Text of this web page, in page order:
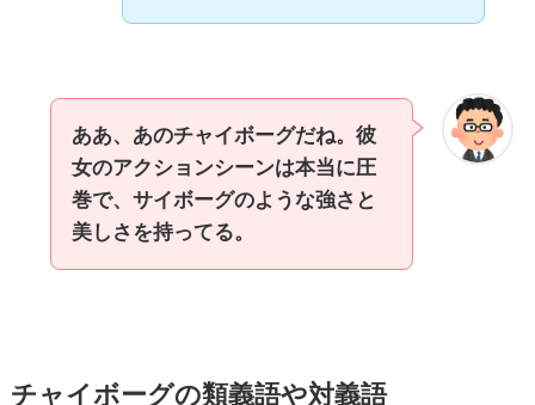
ああ、あのチャイボーグだね。彼
女のアクションシーンは本当に圧
巻で、サイボーグのような強さと
美しさを持ってる。
チャイボーグの類義語や対義語